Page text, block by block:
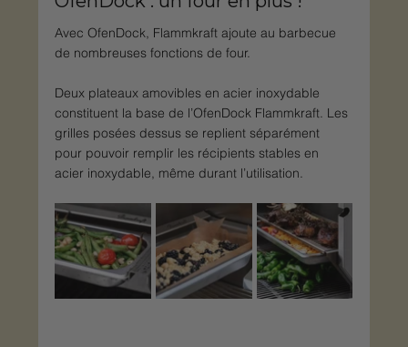
Avec OfenDock, Flammkraft ajoute au barbecue
de nombreuses fonctions de four.
Deux plateaux amovibles en acier inoxydable
constituent la base de l’OfenDock Flammkraft. Les
grilles posées dessus se replient séparément
pour pouvoir remplir les récipients stables en
acier inoxydable, même durant l’utilisation.​